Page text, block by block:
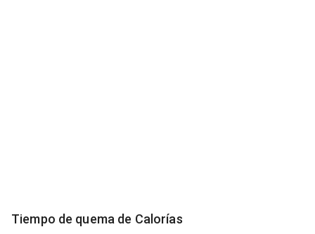
Tiempo de quema de Calorías